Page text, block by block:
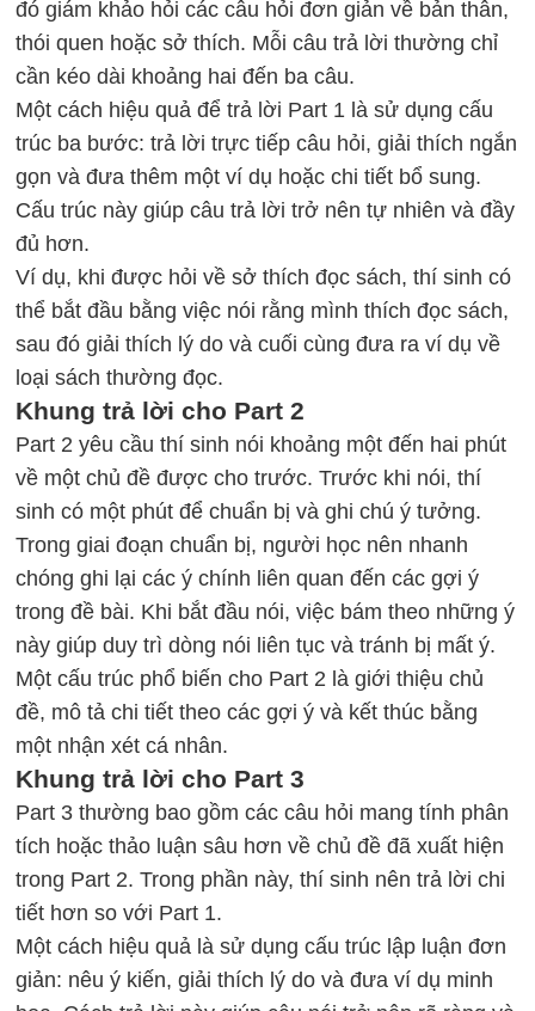
đó giám khảo hỏi các câu hỏi đơn giản về bản thân,
thói quen hoặc sở thích. Mỗi câu trả lời thường chỉ
cần kéo dài khoảng hai đến ba câu.
Một cách hiệu quả để trả lời Part 1 là sử dụng cấu
trúc ba bước: trả lời trực tiếp câu hỏi, giải thích ngắn
gọn và đưa thêm một ví dụ hoặc chi tiết bổ sung.
Cấu trúc này giúp câu trả lời trở nên tự nhiên và đầy
đủ hơn.
Ví dụ, khi được hỏi về sở thích đọc sách, thí sinh có
thể bắt đầu bằng việc nói rằng mình thích đọc sách,
sau đó giải thích lý do và cuối cùng đưa ra ví dụ về
loại sách thường đọc.
Khung trả lời cho Part 2
Part 2 yêu cầu thí sinh nói khoảng một đến hai phút
về một chủ đề được cho trước. Trước khi nói, thí
sinh có một phút để chuẩn bị và ghi chú ý tưởng.
Trong giai đoạn chuẩn bị, người học nên nhanh
chóng ghi lại các ý chính liên quan đến các gợi ý
trong đề bài. Khi bắt đầu nói, việc bám theo những ý
này giúp duy trì dòng nói liên tục và tránh bị mất ý.
Một cấu trúc phổ biến cho Part 2 là giới thiệu chủ
đề, mô tả chi tiết theo các gợi ý và kết thúc bằng
một nhận xét cá nhân.
Khung trả lời cho Part 3
Part 3 thường bao gồm các câu hỏi mang tính phân
tích hoặc thảo luận sâu hơn về chủ đề đã xuất hiện
trong Part 2. Trong phần này, thí sinh nên trả lời chi
tiết hơn so với Part 1.
Một cách hiệu quả là sử dụng cấu trúc lập luận đơn
giản: nêu ý kiến, giải thích lý do và đưa ví dụ minh